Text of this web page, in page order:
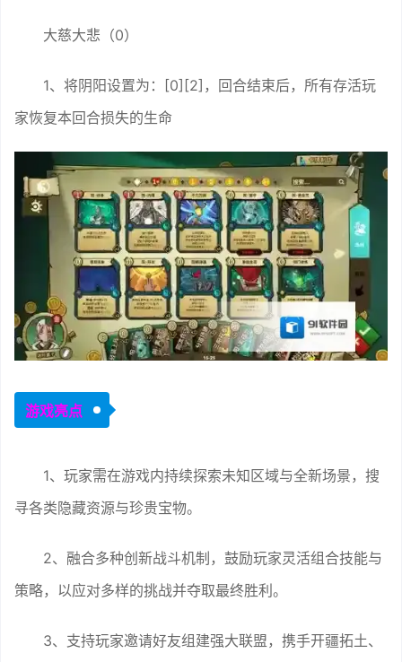
大慈大悲（0）
1、将阴阳设置为：[0][2]，回合结束后，所有存活玩
家恢复本回合损失的生命
游戏亮点
1、玩家需在游戏内持续探索未知区域与全新场景，搜
寻各类隐藏资源与珍贵宝物。
2、融合多种创新战斗机制，鼓励玩家灵活组合技能与
策略，以应对多样的挑战并夺取最终胜利。
3、支持玩家邀请好友组建强大联盟，携手开疆拓土、